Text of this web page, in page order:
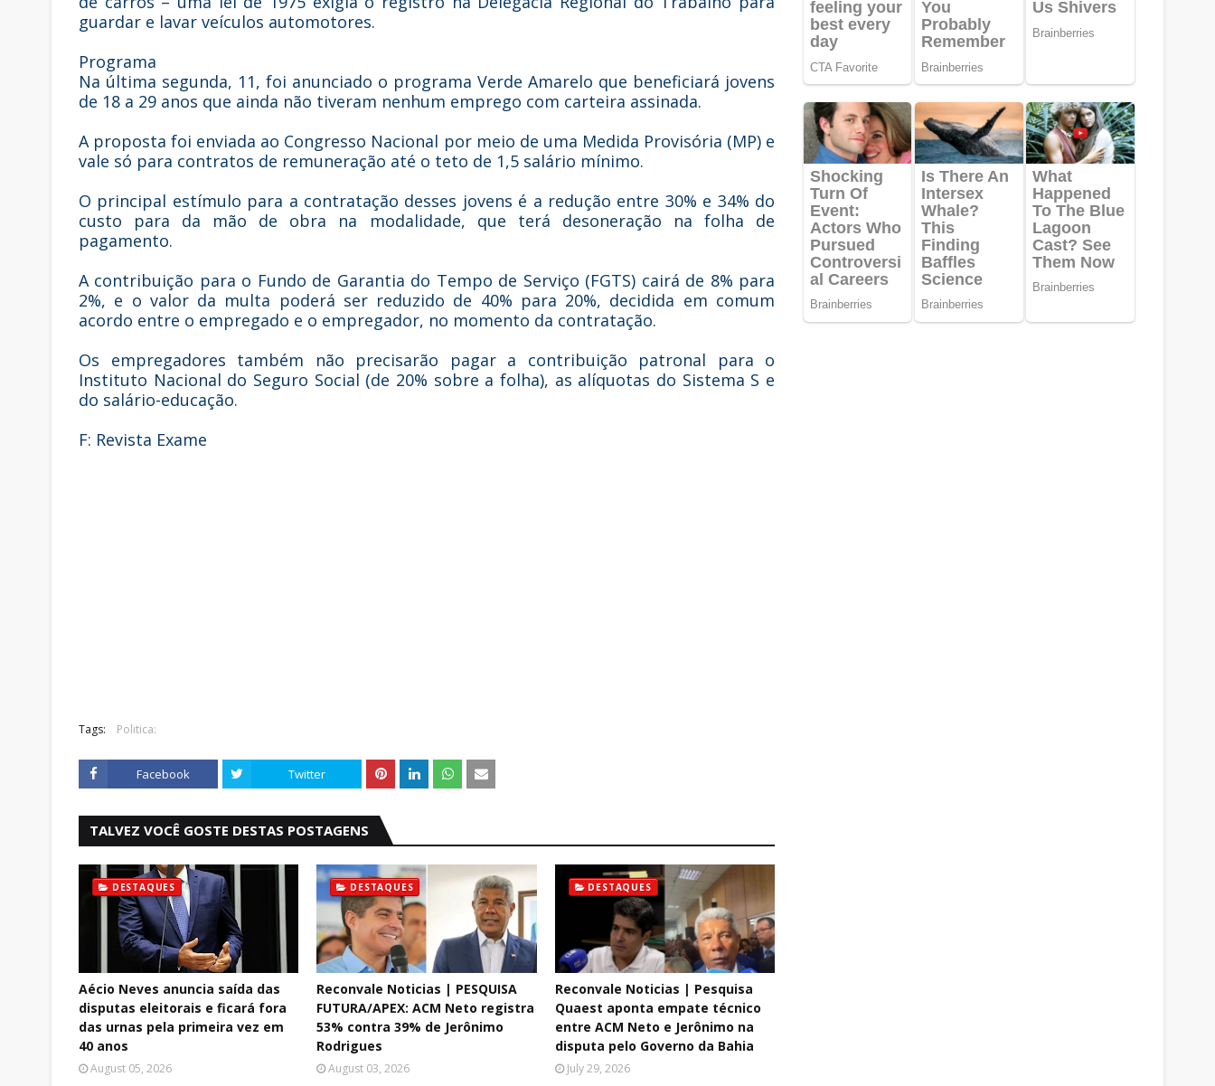
guardar e lavar veículos automotores.
Programa
Na última segunda, 11, foi anunciado o programa Verde Amarelo que beneficiará jovens
de 18 a 29 anos que ainda não tiveram nenhum emprego com carteira assinada.
A proposta foi enviada ao Congresso Nacional por meio de uma Medida Provisória (MP) e
vale só para contratos de remuneração até o teto de 1,5 salário mínimo.
O principal estímulo para a contratação desses jovens é a redução entre 30% e 34% do
custo para da mão de obra na modalidade, que terá desoneração na folha de
pagamento.
A contribuição para o Fundo de Garantia do Tempo de Serviço (FGTS) cairá de 8% para
2%, e o valor da multa poderá ser reduzido de 40% para 20%, decidida em comum
acordo entre o empregado e o empregador, no momento da contratação.
Os empregadores também não precisarão pagar a contribuição patronal para o
Instituto Nacional do Seguro Social (de 20% sobre a folha), as alíquotas do Sistema S e
do salário-educação.
F: Revista Exame
Tags: Politica:
Facebook Twitter
TALVEZ VOCÊ GOSTE DESTAS POSTAGENS
DESTAQUES
Aécio Neves anuncia saída das
disputas eleitorais e ficará fora
das urnas pela primeira vez em
40 anos
August 05, 2026
DESTAQUES
Reconvale Noticias | PESQUISA
FUTURA/APEX: ACM Neto registra
53% contra 39% de Jerônimo
Rodrigues
August 03, 2026
DESTAQUES
Reconvale Noticias | Pesquisa
Quaest aponta empate técnico
entre ACM Neto e Jerônimo na
disputa pelo Governo da Bahia
July 29, 2026